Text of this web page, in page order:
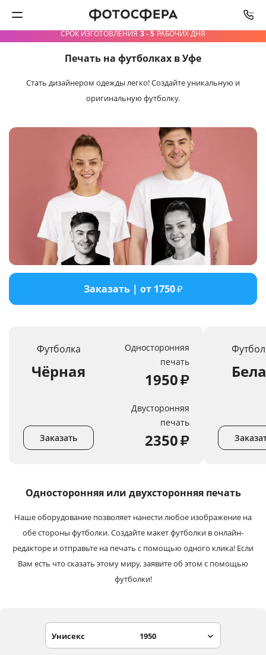
Интерьерная печать
Багетная мастерская
Полиграфия
Услуги и сервис
Печать на футболках в Уфе
Стать дизайнером одежды легко!Создайте уникальную и
оригинальную футболку.
Заказать | от 1750₽
СРОК ИЗГОТОВЛЕНИЯ 3 - 5 РАБОЧИХ ДНЯ
Футболка
Чёрная
Заказать
Односторонняя
печать
1950₽
Двусторонняя
печать
2350₽
Односторонняя или двухсторонняя печать
Наше оборудование позволяет нанести любое изображение на
обе стороны футболки. Создайте макет футболки в онлайн-
редакторе и отправьте на печать с помощью одного клика! Если
Вам есть что сказать этому миру, заявите об этом с помощью
футболки!
Унисекс 1950